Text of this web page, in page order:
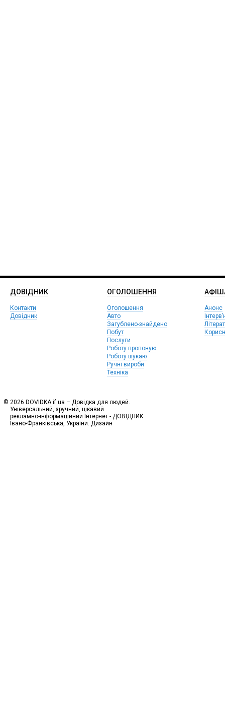
ДОВІДНИК
Контакти
Довідник
ОГОЛОШЕННЯ
Оголошення
Авто
Загублено-знайдено
Побут
Послуги
Роботу пропоную
Роботу шукаю
Ручні вироби
Техніка
Анонс
© 2026 DOVIDKA.if.ua – Довідка для людей.
Універсальний, зручний, цікавий
рекламно-інформаційний Інтернет - ДОВІДНИК
Івано-Франківська, України. Дизайн